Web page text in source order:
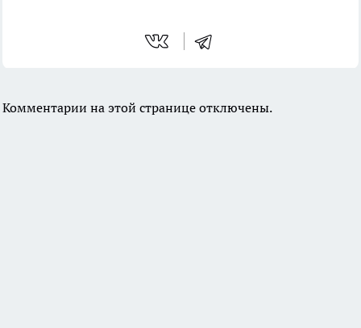
Комментарии на этой странице отключены.